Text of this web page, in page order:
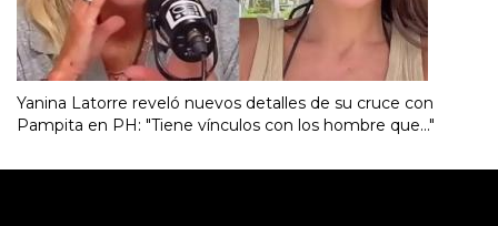
Yanina Latorre reveló nuevos detalles de su cruce con
Pampita en PH: "Tiene vínculos con los hombre que..."